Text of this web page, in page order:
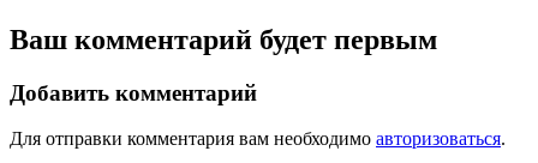
Ваш комментарий будет первым
Добавить комментарий
Для отправки комментария вам необходимо авторизоваться.